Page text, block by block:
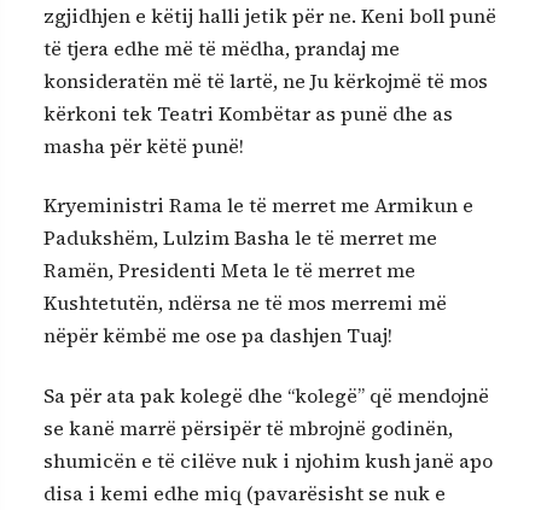
zgjidhjen e këtij halli jetik për ne. Keni boll punë
të tjera edhe më të mëdha, prandaj me
konsideratën më të lartë, ne Ju kërkojmë të mos
kërkoni tek Teatri Kombëtar as punë dhe as
masha për këtë punë!
Kryeministri Rama le të merret me Armikun e
Padukshëm, Lulzim Basha le të merret me
Ramën, Presidenti Meta le të merret me
Kushtetutën, ndërsa ne të mos merremi më
nëpër këmbë me ose pa dashjen Tuaj!
Sa për ata pak kolegë dhe “kolegë” që mendojnë
se kanë marrë përsipër të mbrojnë godinën,
shumicën e të cilëve nuk i njohim kush janë apo
disa i kemi edhe miq (pavarësisht se nuk e